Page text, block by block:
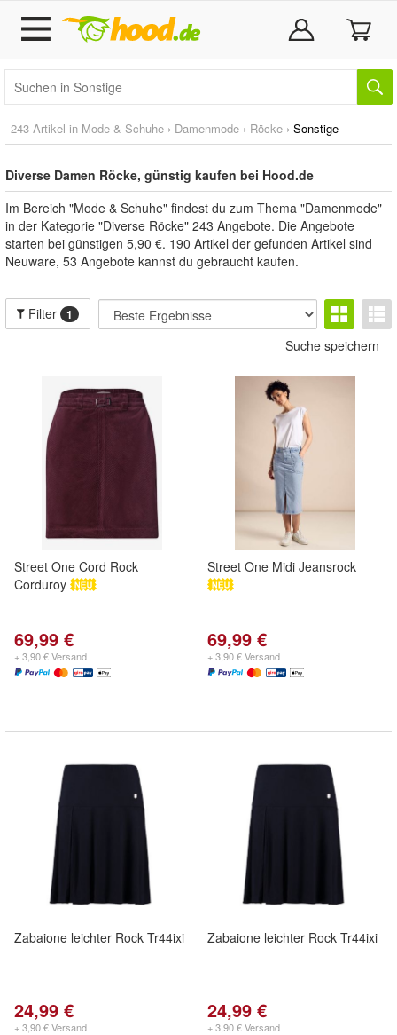
243 Artikel in Mode & Schuhe › Damenmode › Röcke › Sonstige
Diverse Damen Röcke, günstig kaufen bei Hood.de
Im Bereich "Mode & Schuhe" findest du zum Thema "Damenmode"
in der Kategorie "Diverse Röcke" 243 Angebote. Die Angebote
starten bei günstigen 5,90 €. 190 Artikel der gefunden Artikel sind
Neuware, 53 Angebote kannst du gebraucht kaufen.
Filter 1
Suche speichern
Street One Cord Rock
Corduroy
69,99 €
+ 3,90 € Versand
Street One Midi Jeansrock
69,99 €
+ 3,90 € Versand
Zabaione leichter Rock Tr44ixi
24,99 €
+ 3,90 € Versand
Zabaione leichter Rock Tr44ixi
24,99 €
+ 3,90 € Versand